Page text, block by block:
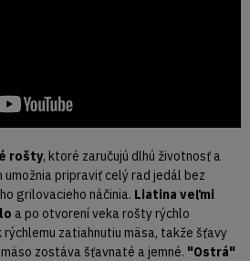
rošty, ktoré zaručujú dlhú životnosť a
umožnia pripraviť celý rad jedál bez
grilovacieho náčinia. Liatina veľmi
a po otvorení veka rošty rýchlo
rýchlemu zatiahnutiu mäsa, takže šťavy
zostáva šťavnaté a jemné. "Ostrá"